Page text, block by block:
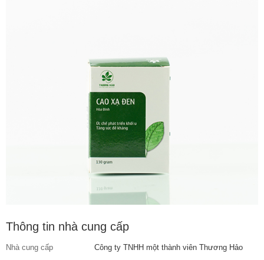
Thông tin nhà cung cấp
Nhà cung cấp Công ty TNHH một thành viên Thương Hảo